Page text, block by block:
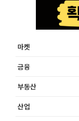
마켓
금융
부동산
산업